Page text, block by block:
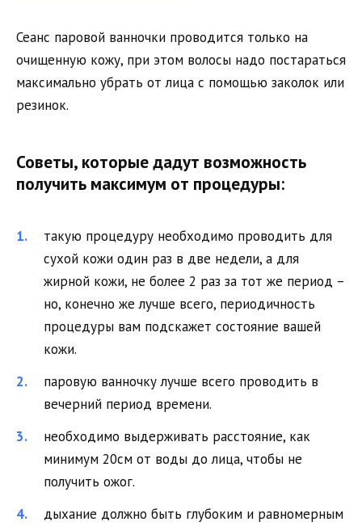
Сеанс паровой ванночки проводится только на
очищенную кожу, при этом волосы надо постараться
максимально убрать от лица с помощью заколок или
резинок.
Советы, которые дадут возможность
получить максимум от процедуры:
такую процедуру необходимо проводить для
сухой кожи один раз в две недели, а для
жирной кожи, не более 2 раз за тот же период –
но, конечно же лучше всего, периодичность
процедуры вам подскажет состояние вашей
кожи.
паровую ванночку лучше всего проводить в
вечерний период времени.
необходимо выдерживать расстояние, как
минимум 20см от воды до лица, чтобы не
получить ожог.
дыхание должно быть глубоким и равномерным